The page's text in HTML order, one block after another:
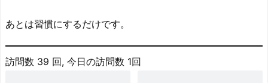
あとは習慣にするだけです。
訪問数 39 回, 今日の訪問数 1回